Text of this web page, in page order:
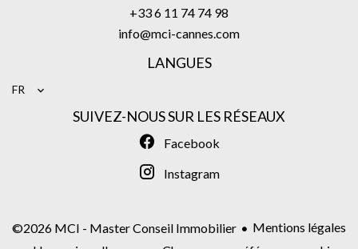
+33 6 11 74 74 98
info@mci-cannes.com
LANGUES
FR
SUIVEZ-NOUS SUR LES RÉSEAUX
Facebook
Instagram
©2026 MCI - Master Conseil Immobilier
Mentions légales